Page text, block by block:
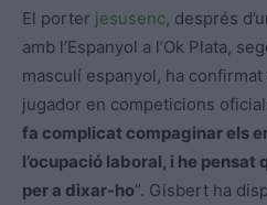
El porter jesusenc, després
amb l’Espanyol a l’Ok Plata,
masculí espanyol, ha
jugador en competicions
fa complicat compaginar els
l’ocupació laboral, i he
per a dixar-ho”. Gisbert ha